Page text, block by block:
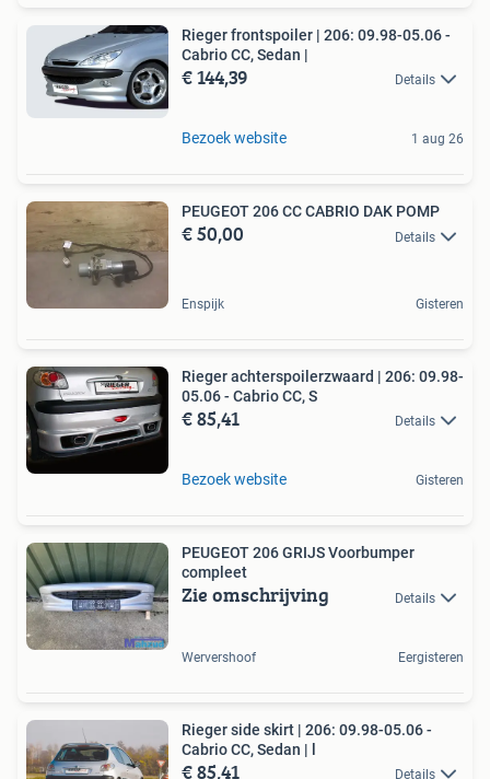
Rieger frontspoiler | 206: 09.98-05.06 -
Cabrio CC, Sedan |
€ 144,39 Details
Bezoek website 1 aug 26
PEUGEOT 206 CC CABRIO DAK POMP
€ 50,00 Details
Enspijk Gisteren
Rieger achterspoilerzwaard | 206: 09.98-
05.06 - Cabrio CC, S
€ 85,41 Details
Bezoek website Gisteren
PEUGEOT 206 GRIJS Voorbumper
compleet
Zie omschrijving Details
Wervershoof Eergisteren
Rieger side skirt | 206: 09.98-05.06 -
Cabrio CC, Sedan | l
€ 85,41 Details